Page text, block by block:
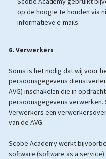
op de hoogte te houden via
informatieve e-mails.
6. Verwerkers
Soms is het nodig dat wij voor
persoonsgegevens
AVG) inschakelen die in
persoonsgegevens verwerken.
Verwerkers een
van de AVG.
Scobe Academy werkt
software (software as a